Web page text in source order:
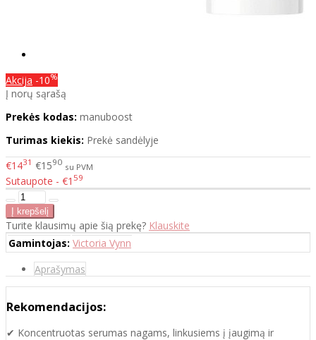
Akcija -10%
Į norų sąrašą
Prekės kodas: manuboost
Turimas kiekis: Prekė sandėlyje
€1431 €1590 su PVM
Sutaupote - €1 59
Turite klausimų apie šią prekę? Klauskite
Gamintojas: Victoria Vynn
Aprašymas
Rekomendacijos:
✔ Koncentruotas serumas nagams, linkusiems į įaugimą ir